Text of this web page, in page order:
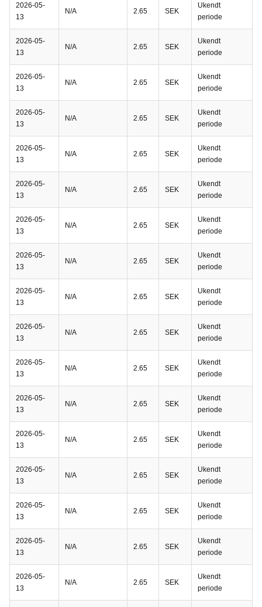
2026-05-
13
N/A 2.65 SEK
Ukendt
periode
2026-05-
13
N/A 2.65 SEK
Ukendt
periode
2026-05-
13
N/A 2.65 SEK
Ukendt
periode
2026-05-
13
N/A 2.65 SEK
Ukendt
periode
2026-05-
13
N/A 2.65 SEK
Ukendt
periode
2026-05-
13
N/A 2.65 SEK
Ukendt
periode
2026-05-
13
N/A 2.65 SEK
Ukendt
periode
2026-05-
13
N/A 2.65 SEK
Ukendt
periode
2026-05-
13
N/A 2.65 SEK
Ukendt
periode
2026-05-
13
N/A 2.65 SEK
Ukendt
periode
2026-05-
13
N/A 2.65 SEK
Ukendt
periode
2026-05-
13
N/A 2.65 SEK
Ukendt
periode
2026-05-
13
N/A 2.65 SEK
Ukendt
periode
2026-05-
13
N/A 2.65 SEK
Ukendt
periode
2026-05-
13
N/A 2.65 SEK
Ukendt
periode
2026-05-
13
N/A 2.65 SEK
Ukendt
periode
2026-05-
13
N/A 2.65 SEK
Ukendt
periode